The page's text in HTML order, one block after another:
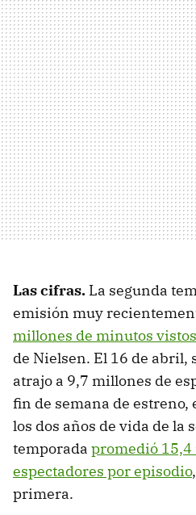
Las cifras. La segunda
emisión muy
millones de minutos vistos
de Nielsen. El 16 de abril,
atrajo a 9,7 millones de
fin de semana de estreno,
los dos años de vida de la
temporada promedió 15,4
espectadores por episodio
primera.